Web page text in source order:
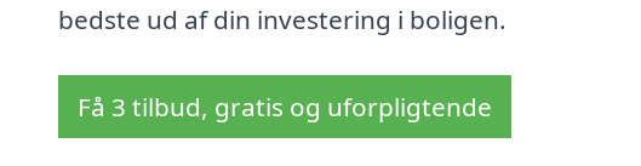
bedste ud af din investering i boligen.
Få 3 tilbud, gratis og uforpligtende